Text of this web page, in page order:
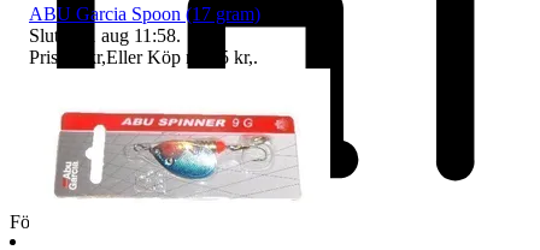
Företag
ABU Garcia Spoon (17 gram)
Sluttid
11 aug 11:58.
Pris:
25 kr,Eller Köp nu 35 kr,.